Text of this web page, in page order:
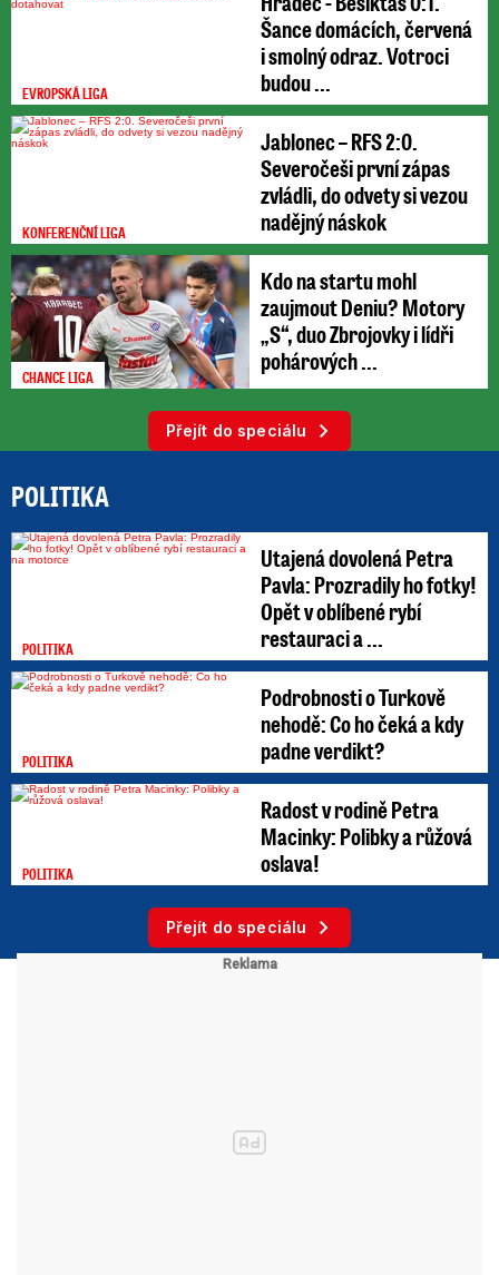
EVROPSKÁ LIGA
Šance domácích, červená
i smolný odraz. Votroci
budou ...
KONFERENČNÍ LIGA
Jablonec – RFS 2:0.
Severočeši první zápas
zvládli, do odvety si vezou
nadějný náskok
CHANCE LIGA
Kdo na startu mohl
zaujmout Deniu? Motory
„S“, duo Zbrojovky i lídři
pohárových ...
Přejít do speciálu
POLITIKA
POLITIKA
Utajená dovolená Petra
Pavla: Prozradily ho fotky!
Opět v oblíbené rybí
restauraci a ...
POLITIKA
Podrobnosti o Turkově
nehodě: Co ho čeká a kdy
padne verdikt?
POLITIKA
Radost v rodině Petra
Macinky: Polibky a růžová
oslava!
Přejít do speciálu